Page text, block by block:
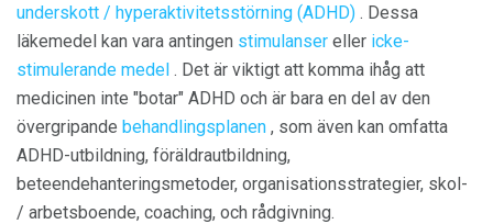
underskott / hyperaktivitetsstörning (ADHD) . Dessa
läkemedel kan vara antingen stimulanser eller icke-
stimulerande medel . Det är viktigt att komma ihåg att
medicinen inte "botar" ADHD och är bara en del av den
övergripande behandlingsplanen , som även kan omfatta
ADHD-utbildning, föräldrautbildning,
beteendehanteringsmetoder, organisationsstrategier, skol-
/ arbetsboende, coaching, och rådgivning.